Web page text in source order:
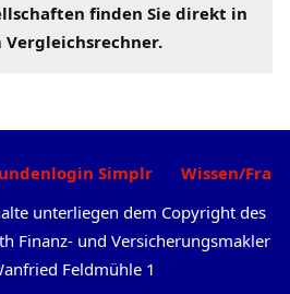
finden Sie direkt in
Vergleichsrechner.
Simplr
Wissen/
unterliegen dem Copyright des
Finanz- und Versicherungsmakler
Feldmühle 1